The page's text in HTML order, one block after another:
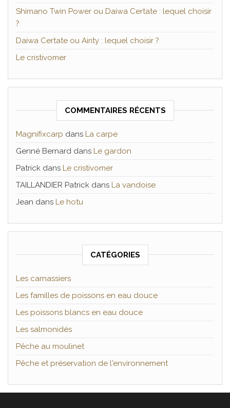
Shimano Twin Power ou Daiwa Certate : lequel choisir
?
Daiwa Certate ou Airity : lequel choisir ?
Le cristivomer
COMMENTAIRES RÉCENTS
Magnifixcarp dans La carpe
Genné Bernard dans Le gardon
Patrick dans Le cristivomer
TAILLANDIER Patrick dans La vandoise
Jean dans Le hotu
CATÉGORIES
Les carnassiers
Les familles de poissons en eau douce
Les poissons blancs en eau douce
Les salmonidés
Pêche au moulinet
Pêche et préservation de l'environnement